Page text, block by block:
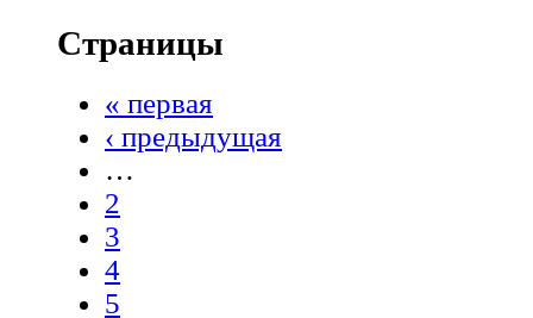
Страницы
« первая
‹ предыдущая
…
2
3
4
5